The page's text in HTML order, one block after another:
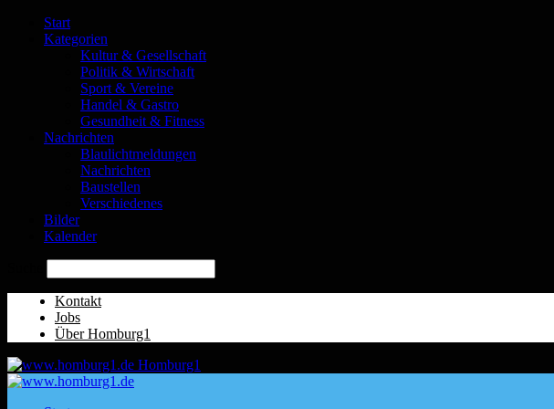
Start
Kategorien
Kultur & Gesellschaft
Politik & Wirtschaft
Sport & Vereine
Handel & Gastro
Gesundheit & Fitness
Nachrichten
Blaulichtmeldungen
Nachrichten
Baustellen
Verschiedenes
Bilder
Kalender
Kontakt
Jobs
Über Homburg1
Homburg1